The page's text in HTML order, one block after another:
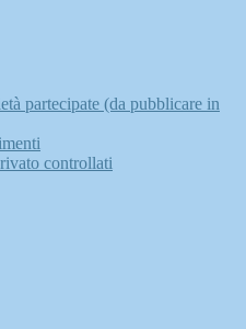
partecipate (da pubblicare in
controllati